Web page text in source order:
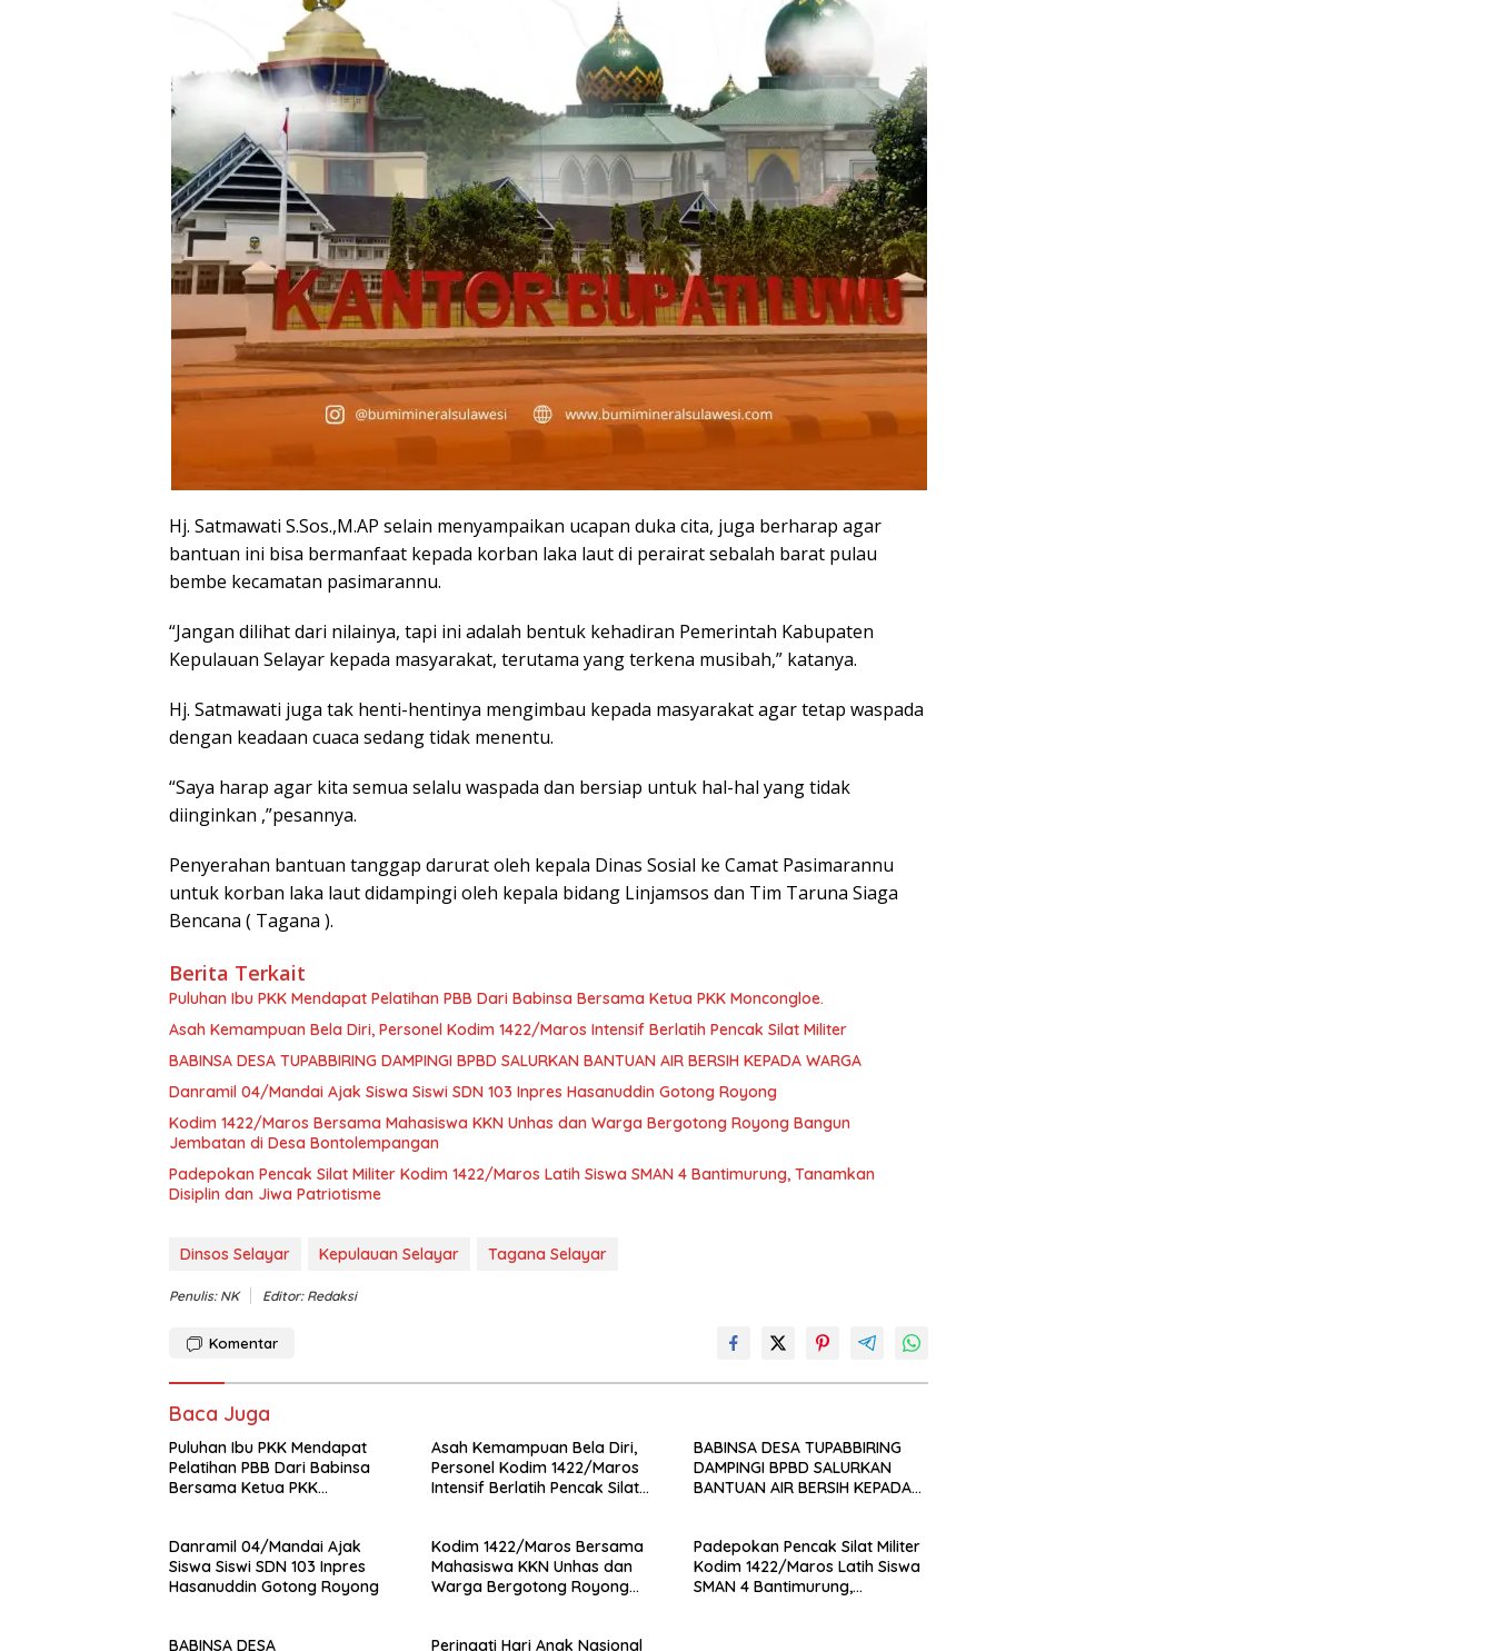
Hj. Satmawati S.Sos.,M.AP selain menyampaikan ucapan duka cita, juga berharap agar
bantuan ini bisa bermanfaat kepada korban laka laut di perairat sebalah barat pulau
bembe kecamatan pasimarannu.
“Jangan dilihat dari nilainya, tapi ini adalah bentuk kehadiran Pemerintah Kabupaten
Kepulauan Selayar kepada masyarakat, terutama yang terkena musibah,” katanya.
Hj. Satmawati juga tak henti-hentinya mengimbau kepada masyarakat agar tetap waspada
dengan keadaan cuaca sedang tidak menentu.
“Saya harap agar kita semua selalu waspada dan bersiap untuk hal-hal yang tidak
diinginkan ,”pesannya.
Penyerahan bantuan tanggap darurat oleh kepala Dinas Sosial ke Camat Pasimarannu
untuk korban laka laut didampingi oleh kepala bidang Linjamsos dan Tim Taruna Siaga
Bencana ( Tagana ).
Berita Terkait
Puluhan Ibu PKK Mendapat Pelatihan PBB Dari Babinsa Bersama Ketua PKK Moncongloe.
Asah Kemampuan Bela Diri, Personel Kodim 1422/Maros Intensif Berlatih Pencak Silat Militer
BABINSA DESA TUPABBIRING DAMPINGI BPBD SALURKAN BANTUAN AIR BERSIH KEPADA WARGA
Danramil 04/Mandai Ajak Siswa Siswi SDN 103 Inpres Hasanuddin Gotong Royong
Kodim 1422/Maros Bersama Mahasiswa KKN Unhas dan Warga Bergotong Royong Bangun
Jembatan di Desa Bontolempangan
Padepokan Pencak Silat Militer Kodim 1422/Maros Latih Siswa SMAN 4 Bantimurung, Tanamkan
Disiplin dan Jiwa Patriotisme
Dinsos Selayar Kepulauan Selayar Tagana Selayar
Penulis: NK Editor: Redaksi
Komentar
Baca Juga
Puluhan Ibu PKK Mendapat
Pelatihan PBB Dari Babinsa
Bersama Ketua PKK
Asah Kemampuan Bela Diri,
Personel Kodim 1422/Maros
Intensif Berlatih Pencak Silat
BABINSA DESA TUPABBIRING
DAMPINGI BPBD SALURKAN
BANTUAN AIR BERSIH KEPADA
Danramil 04/Mandai Ajak
Siswa Siswi SDN 103 Inpres
Hasanuddin Gotong Royong
Kodim 1422/Maros Bersama
Mahasiswa KKN Unhas dan
Warga Bergotong Royong
Padepokan Pencak Silat Militer
Kodim 1422/Maros Latih Siswa
SMAN 4 Bantimurung,
BABINSA DESA
Peringati Hari Anak Nasional